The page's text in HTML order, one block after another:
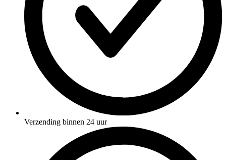
Verzending binnen 24 uur